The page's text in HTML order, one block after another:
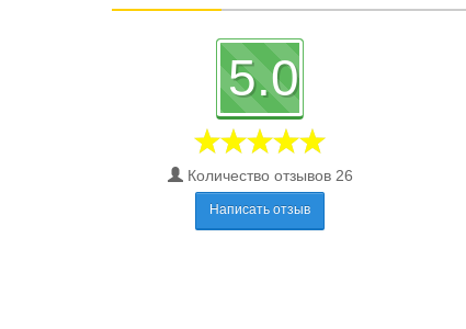
5.0
Количество отзывов 26
Написать отзыв